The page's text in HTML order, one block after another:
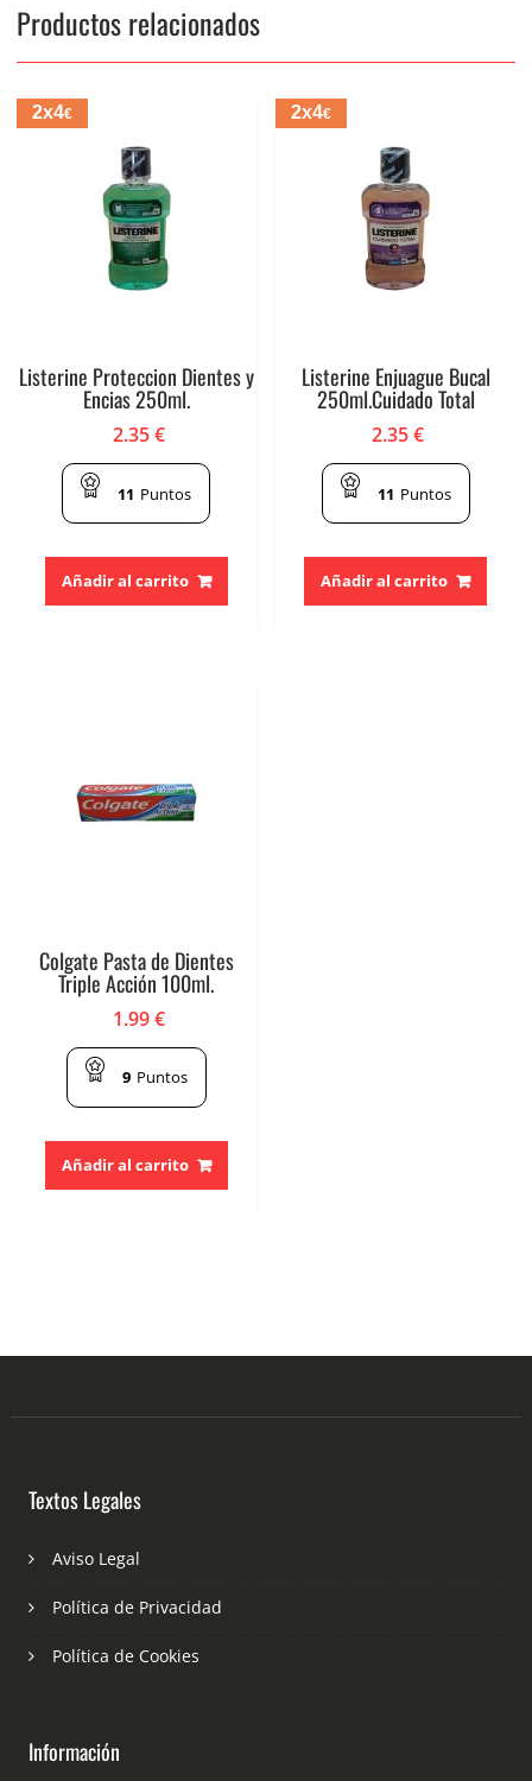
Productos relacionados
2x4€
Listerine Proteccion Dientes y
Encias 250ml.
2.35€
11 Puntos
Añadir al carrito
2x4€
Listerine Enjuague Bucal
250ml.Cuidado Total
2.35€
11 Puntos
Añadir al carrito
Colgate Pasta de Dientes
Triple Acción 100ml.
1.99€
9 Puntos
Añadir al carrito
Textos Legales
Aviso Legal
Política de Privacidad
Política de Cookies
Información